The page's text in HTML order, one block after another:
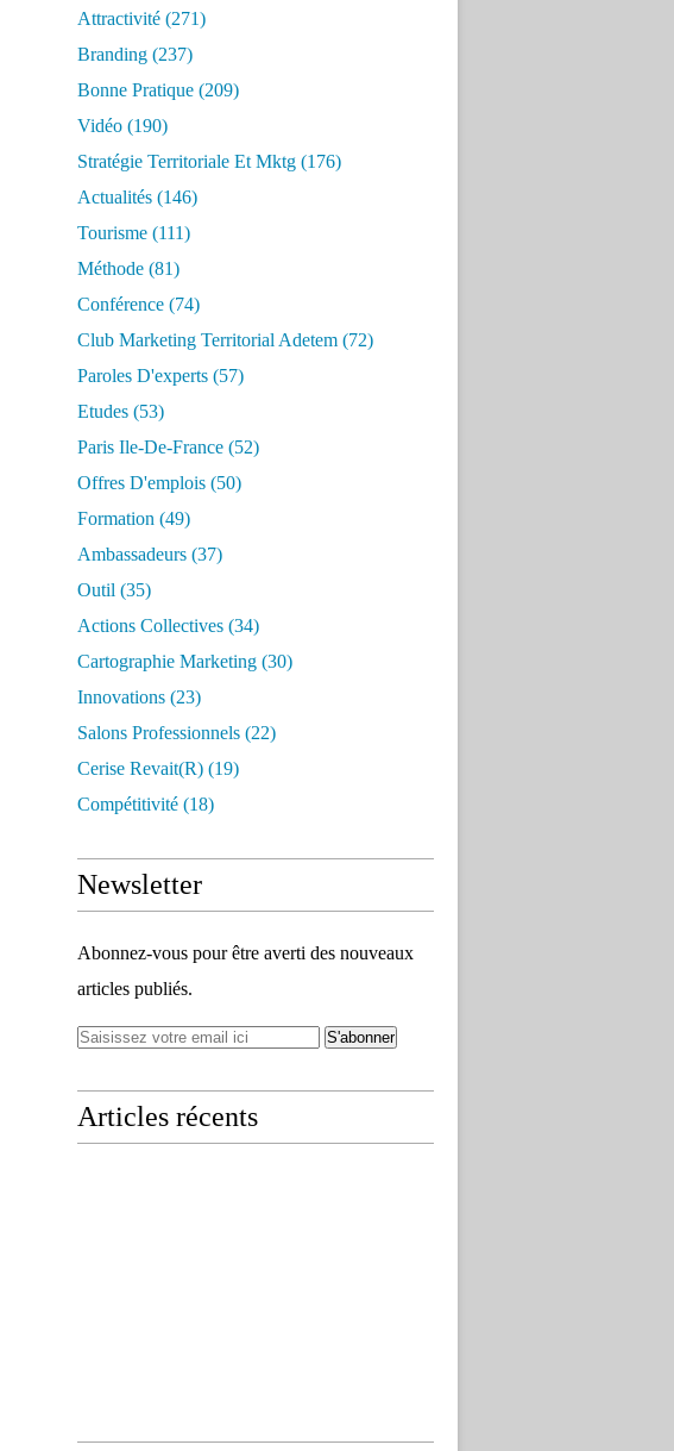
Attractivité (271)
Branding (237)
Bonne Pratique (209)
Vidéo (190)
Stratégie Territoriale Et Mktg (176)
Actualités (146)
Tourisme (111)
Méthode (81)
Conférence (74)
Club Marketing Territorial Adetem (72)
Paroles D'experts (57)
Etudes (53)
Paris Ile-De-France (52)
Offres D'emplois (50)
Formation (49)
Ambassadeurs (37)
Outil (35)
Actions Collectives (34)
Cartographie Marketing (30)
Innovations (23)
Salons Professionnels (22)
Cerise Revait(r) (19)
Compétitivité (18)
Newsletter
Abonnez-vous pour être averti des nouveaux
articles publiés.
Articles récents